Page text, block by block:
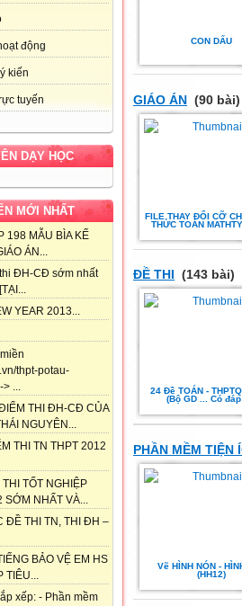
động
kiến
tuyến
DẠY HỌC
MỚI NHẤT
198 MẪU BÌA KẾ
ÁN...
ĐH-CĐ sớm nhất
YEAR 2013...
thpt-potau-
> ...
THI ĐH-CĐ CỦA
NGUYÊN...
THI TN THPT 2012
TỐT NGHIỆP
SỚM NHẤT VÀ...
ĐỀ THI TN, THI ĐH –
BẢO VỆ EM HS
TIÊU...
xếp: - Phần mềm
CON DẤU
GIÁO ÁN (90 bài)
FILE THAY ĐỔI CỠ
THỨC TOÁN
ĐỀ THI (143 bài)
24 Đề TOÁN -
(Bộ GD ... Có
PHẦN MỀM TIỆN
Vẽ HÌNH NÓN -
(HH12)